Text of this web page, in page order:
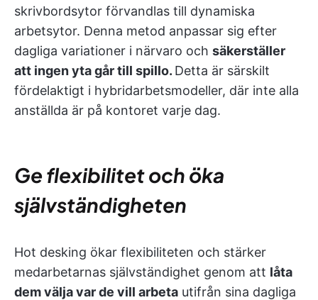
skrivbordsytor förvandlas till dynamiska
arbetsytor. Denna metod anpassar sig efter
dagliga variationer i närvaro och säkerställer
att ingen yta går till spillo. Detta är särskilt
fördelaktigt i hybridarbetsmodeller, där inte alla
anställda är på kontoret varje dag.
Ge flexibilitet och öka
självständigheten
Hot desking ökar flexibiliteten och stärker
medarbetarnas självständighet genom att låta
dem välja var de vill arbeta utifrån sina dagliga